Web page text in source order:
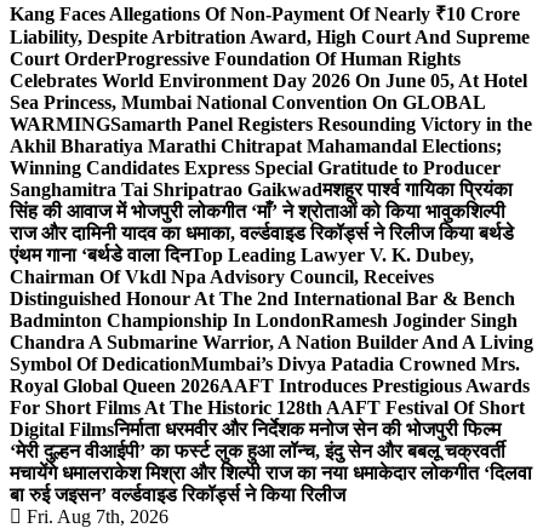
Kang Faces Allegations Of Non-Payment Of Nearly ₹10 Crore
Liability, Despite Arbitration Award, High Court And Supreme
Court OrderProgressive Foundation Of Human Rights
Celebrates World Environment Day 2026 On June 05, At Hotel
Sea Princess, Mumbai National Convention On GLOBAL
WARMINGSamarth Panel Registers Resounding Victory in the
Akhil Bharatiya Marathi Chitrapat Mahamandal Elections;
Winning Candidates Express Special Gratitude to Producer
Sanghamitra Tai Shripatrao Gaikwadमशहूर पार्श्व गायिका प्रियंका
सिंह की आवाज में भोजपुरी लोकगीत ‘माँ’ ने श्रोताओं को किया भावुकशिल्पी
राज और दामिनी यादव का धमाका, वर्ल्डवाइड रिकॉर्ड्स ने रिलीज किया बर्थडे
एंथम गाना ‘बर्थडे वाला दिनTop Leading Lawyer V. K. Dubey,
Chairman Of Vkdl Npa Advisory Council, Receives
Distinguished Honour At The 2nd International Bar & Bench
Badminton Championship In LondonRamesh Joginder Singh
Chandra A Submarine Warrior, A Nation Builder And A Living
Symbol Of DedicationMumbai’s Divya Patadia Crowned Mrs.
Royal Global Queen 2026AAFT Introduces Prestigious Awards
For Short Films At The Historic 128th AAFT Festival Of Short
Digital Filmsनिर्माता धरमवीर और निर्देशक मनोज सेन की भोजपुरी फिल्म
‘मेरी दुल्हन वीआईपी’ का फर्स्ट लुक हुआ लॉन्च, इंदु सेन और बबलू चक्रवर्ती
मचायेंगे धमालराकेश मिश्रा और शिल्पी राज का नया धमाकेदार लोकगीत ‘दिलवा
बा रुई जइसन’ वर्ल्डवाइड रिकॉर्ड्स ने किया रिलीज
Fri. Aug 7th, 2026